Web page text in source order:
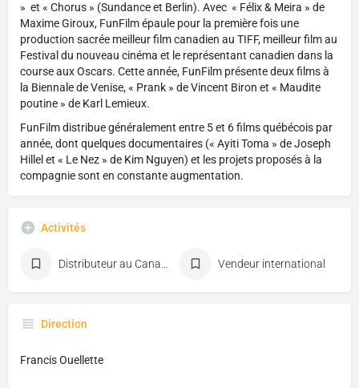
» et « Chorus » (Sundance et Berlin). Avec « Félix & Meira » de
Maxime Giroux, FunFilm épaule pour la première fois une
production sacrée meilleur film canadien au TIFF, meilleur film au
Festival du nouveau cinéma et le représentant canadien dans la
course aux Oscars. Cette année, FunFilm présente deux films à
la Biennale de Venise, « Prank » de Vincent Biron et « Maudite
poutine » de Karl Lemieux.
FunFilm distribue généralement entre 5 et 6 films québécois par
année, dont quelques documentaires (« Ayiti Toma » de Joseph
Hillel et « Le Nez » de Kim Nguyen) et les projets proposés à la
compagnie sont en constante augmentation.
Activités
Distributeur au Canada Vendeur international
Direction
Francis Ouellette